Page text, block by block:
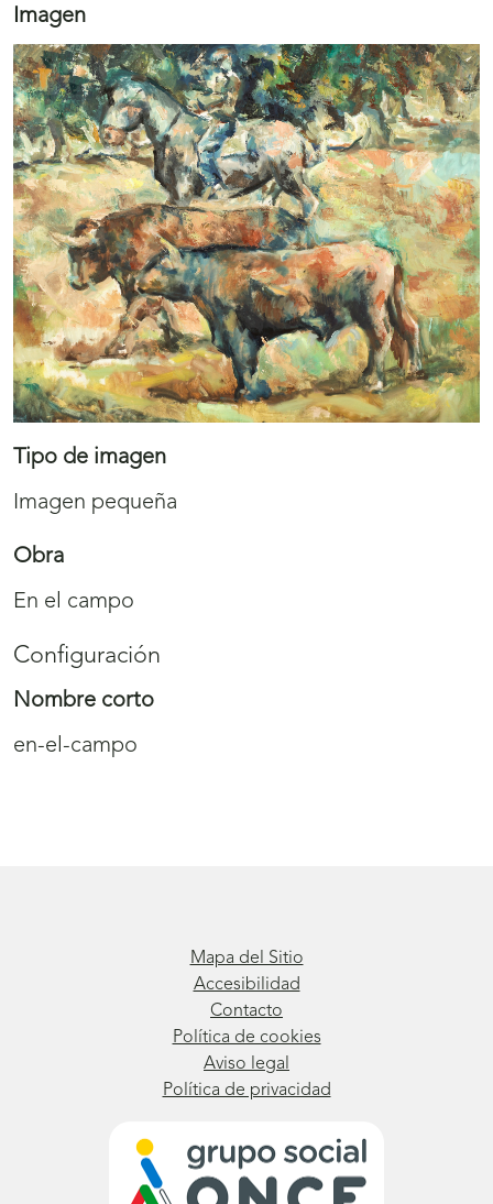
Imagen
Tipo de imagen
Imagen pequeña
Obra
En el campo
Configuración
Nombre corto
en-el-campo
Mapa del Sitio
Accesibilidad
Contacto
Política de cookies
Aviso legal
Política de privacidad